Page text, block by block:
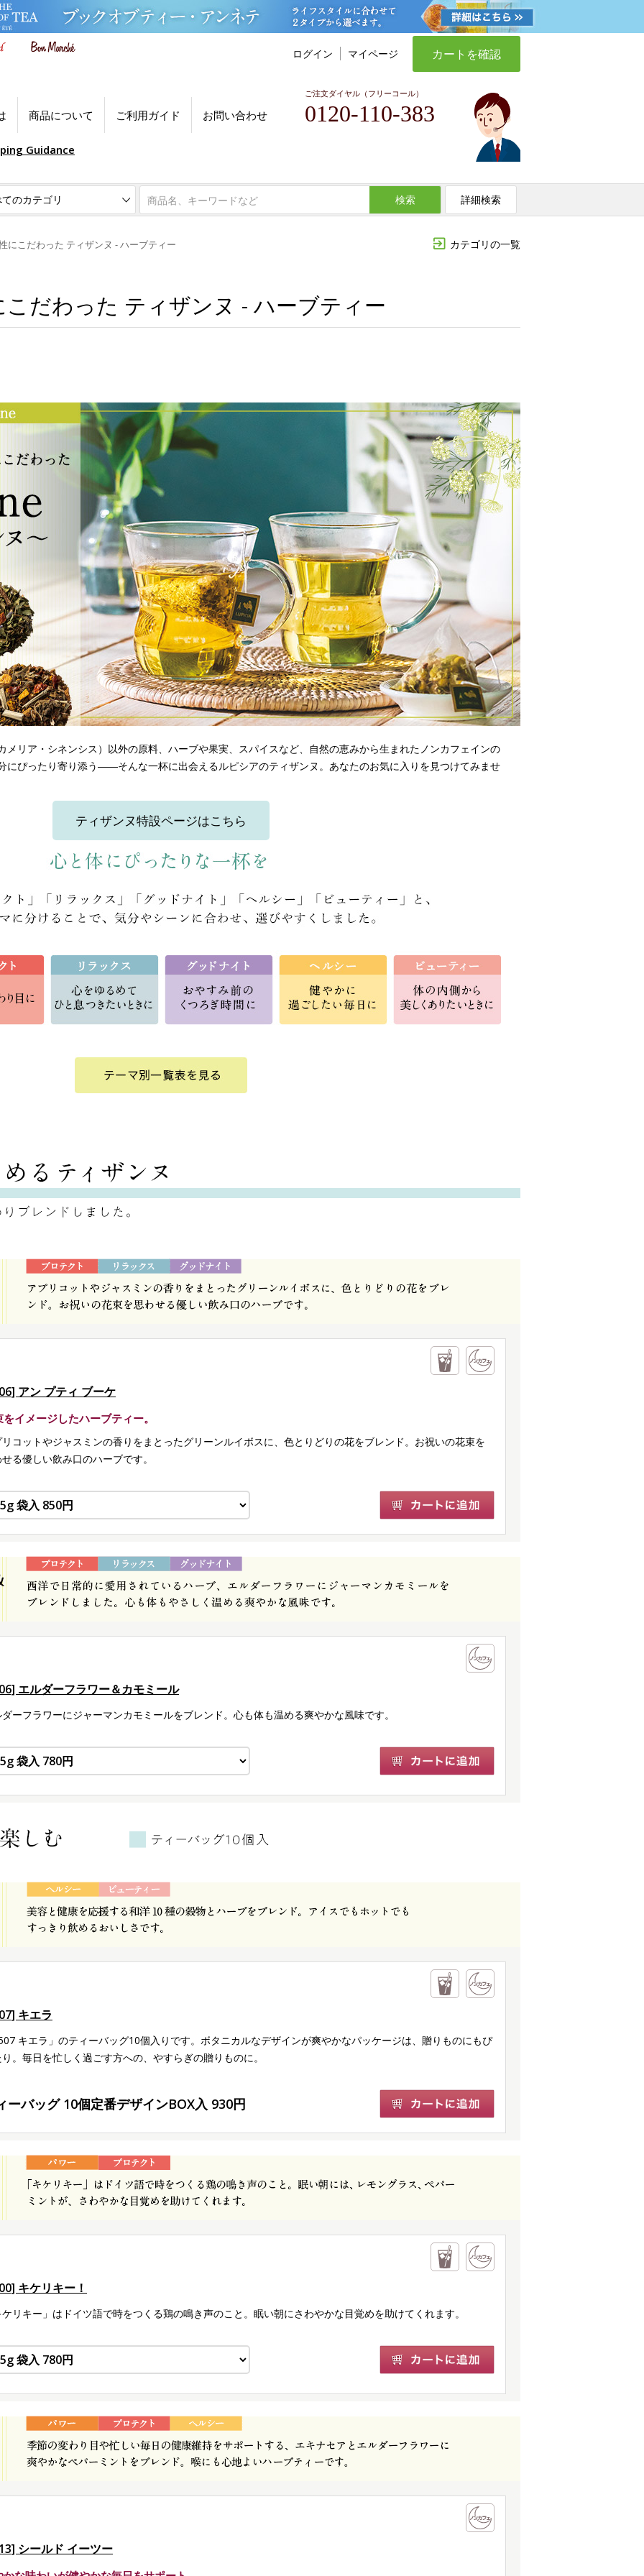
ログイン マイページ カートを確認
商品について ご利用ガイド お問い合わせ
ご注文ダイヤル（フリーコール）
0120-110-383
Guidance
検索 詳細検索
カテゴリの一覧
にこだわった ティザンヌ - ハーブティー
だわった ティザンヌ - ハーブティー
メリア・シネンシス）以外の原料、ハーブや果実、スパイスなど、自然の恵みから生まれたノンカフェインの
にぴったり寄り添う――そんな一杯に出会えるルピシアのティザンヌ。あなたのお気に入りを見つけてみませ
ティザンヌ特設ページはこちら
アン プティ ブーケ
をイメージしたハーブティー。
コットやジャスミンの香りをまとったグリーンルイボスに、色とりどりの花をブレンド。お祝いの花束を
る優しい飲み口のハーブです。
エルダーフラワー＆カモミール
ーフラワーにジャーマンカモミールをブレンド。心も体も温める爽やかな風味です。
キエラ
キエラ」のティーバッグ10個入りです。ボタニカルなデザインが爽やかなパッケージは、贈りものにもぴ
。毎日を忙しく過ごす方への、やすらぎの贈りものに。
ーバッグ 10個定番デザインBOX入 930円
キケリキー！
リキー」はドイツ語で時をつくる鶏の鳴き声のこと。眠い朝にさわやかな目覚めを助けてくれます。
シールド イーツー